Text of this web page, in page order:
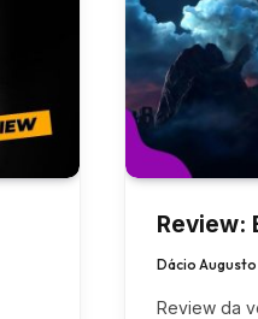
Review:
Dácio Augusto
Review da